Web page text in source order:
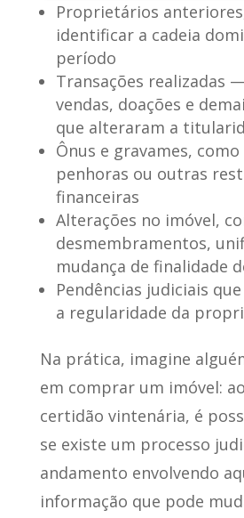
Proprietários
identificar a cadeia
período
Transações realizadas
vendas, doações e
que alteraram a
Ônus e gravames,
penhoras ou outras
financeiras
Alterações no imóvel,
desmembramentos,
mudança de finalidade
Pendências judiciais
a regularidade da
Na prática, imagine
em comprar um imóvel:
certidão vintenária, é
se existe um processo
andamento envolvendo
informação que pode